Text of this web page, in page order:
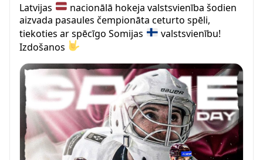
Latvijas
nacionālā hokeja valstsvienība šodien
aizvada pasaules čempionāta ceturto spēli,
tiekoties ar spēcīgo Somijas
valstsvienību!
Izdošanos